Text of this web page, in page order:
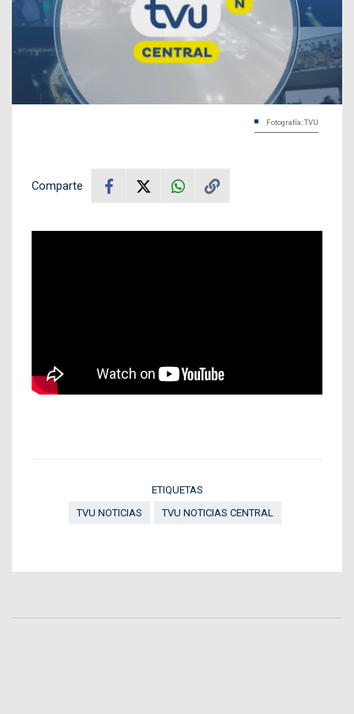
Fotografía: TVU
Comparte
ETIQUETAS
TVU NOTICIAS
TVU NOTICIAS CENTRAL